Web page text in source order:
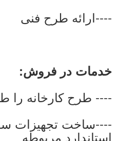
----ارائه طرح فنی
خدمات در فروش:
---- طرح کارخانه را
----ساخت تجهیزات
استاندارد مربوطه